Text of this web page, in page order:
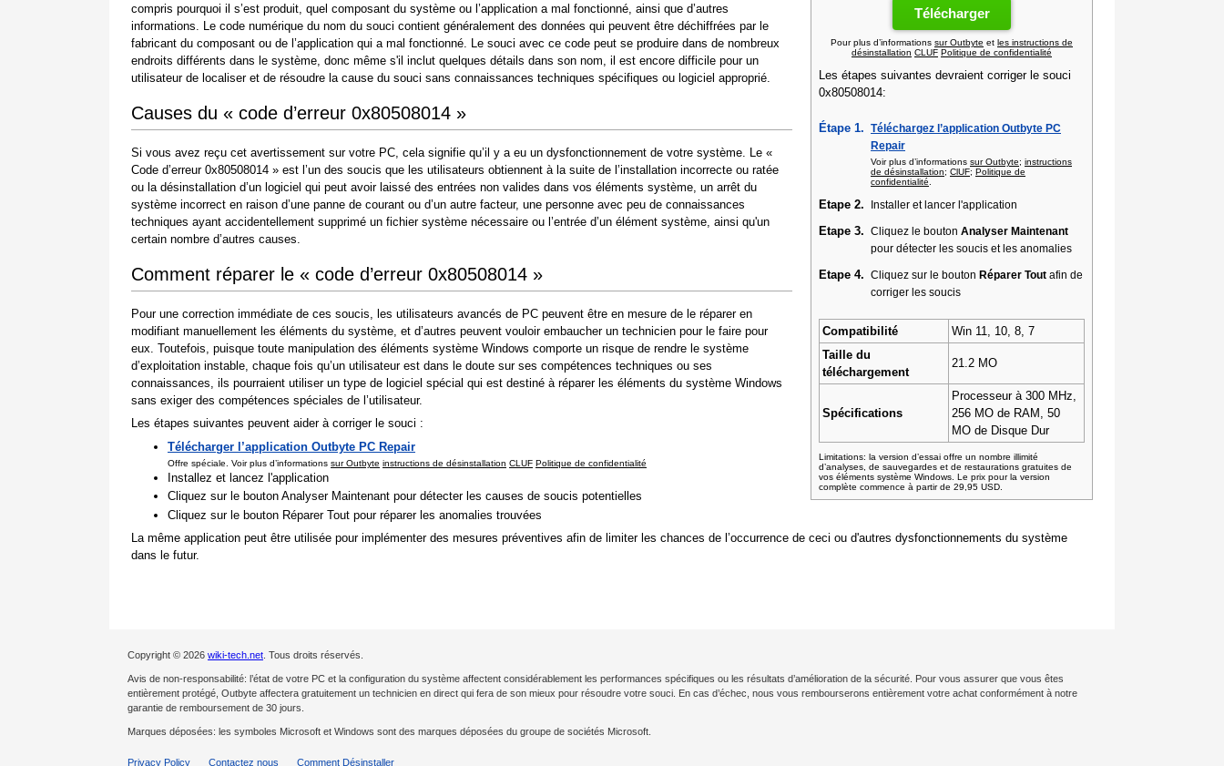
Télécharger
Pour plus d’informations sur Outbyte et les instructions de
désinstallation CLUF Politique de confidentialité
Les étapes suivantes devraient corriger le souci
0x80508014:
Étape 1.
Téléchargez l’application Outbyte PC
Repair
Voir plus d’informations sur Outbyte; instructions
de désinstallation; ClUF; Politique de
confidentialité
Etape 2. Installer et lancer l'application
Etape 3. Cliquez le bouton Analyser Maintenant
pour détecter les soucis et les anomalies
Etape 4. Cliquez sur le bouton Réparer Tout afin de
corriger les soucis
Compatibilité
Win 11, 10, 8, 7
Taille du
téléchargement
21.2 MO
Spécifications
Processeur à 300 MHz,
256 MO de RAM, 50
MO de Disque Dur
Limitations: la version d’essai offre un nombre illimité
d’analyses, de sauvegardes et de restaurations gratuites de
vos éléments système Windows. Le prix pour la version
complète commence à partir de 29,95 USD.
compris pourquoi il s’est produit, quel composant du système ou l’application a mal fonctionné, ainsi que d’autres
informations. Le code numérique du nom du souci contient généralement des données qui peuvent être déchiffrées par le
fabricant du composant ou de l’application qui a mal fonctionné. Le souci avec ce code peut se produire dans de nombreux
endroits différents dans le système, donc même s'il inclut quelques détails dans son nom, il est encore difficile pour un
utilisateur de localiser et de résoudre la cause du souci sans connaissances techniques spécifiques ou logiciel approprié.
Causes du « code d’erreur 0x80508014 »
Si vous avez reçu cet avertissement sur votre PC, cela signifie qu’il y a eu un dysfonctionnement de votre système. Le «
Code d’erreur 0x80508014 » est l’un des soucis que les utilisateurs obtiennent à la suite de l’installation incorrecte ou ratée
ou la désinstallation d’un logiciel qui peut avoir laissé des entrées non valides dans vos éléments système, un arrêt du
système incorrect en raison d’une panne de courant ou d’un autre facteur, une personne avec peu de connaissances
techniques ayant accidentellement supprimé un fichier système nécessaire ou l’entrée d’un élément système, ainsi qu'un
certain nombre d’autres causes.
Comment réparer le « code d’erreur 0x80508014 »
Pour une correction immédiate de ces soucis, les utilisateurs avancés de PC peuvent être en mesure de le réparer en
modifiant manuellement les éléments du système, et d’autres peuvent vouloir embaucher un technicien pour le faire pour
eux. Toutefois, puisque toute manipulation des éléments système Windows comporte un risque de rendre le système
d’exploitation instable, chaque fois qu’un utilisateur est dans le doute sur ses compétences techniques ou ses
connaissances, ils pourraient utiliser un type de logiciel spécial qui est destiné à réparer les éléments du système Windows
sans exiger des compétences spéciales de l’utilisateur.
Les étapes suivantes peuvent aider à corriger le souci :
Télécharger l’application Outbyte PC Repair
Offre spéciale. Voir plus d’informations sur Outbyte instructions de désinstallation CLUF Politique de confidentialité
Installez et lancez l'application
Cliquez sur le bouton Analyser Maintenant pour détecter les causes de soucis potentielles
Cliquez sur le bouton Réparer Tout pour réparer les anomalies trouvées
La même application peut être utilisée pour implémenter des mesures préventives afin de limiter les chances de l’occurrence de ceci ou d'autres dysfonctionnements du système
dans le futur.
Copyright © 2026 wiki-tech.net . Tous droits réservés.
Avis de non-responsabilité: l’état de votre PC et la configuration du système affectent considérablement les performances spécifiques ou les résultats d’amélioration de la sécurité. Pour vous assurer que vous êtes
entièrement protégé, Outbyte affectera gratuitement un technicien en direct qui fera de son mieux pour résoudre votre souci. En cas d’échec, nous vous rembourserons entièrement votre achat conformément à notre
garantie de remboursement de 30 jours.
Marques déposées: les symboles Microsoft et Windows sont des marques déposées du groupe de sociétés Microsoft.
Privacy Policy Contactez nous Comment Désinstaller